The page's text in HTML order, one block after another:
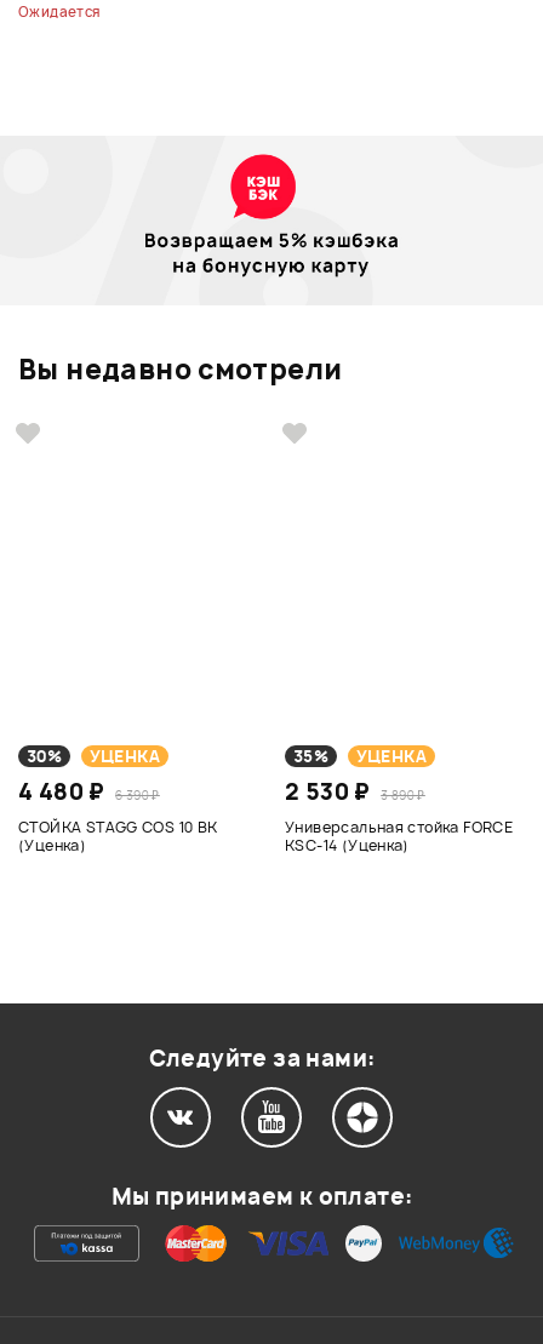
Ожидается
Вы недавно смотрели
30% УЦЕНКА
4 480 ₽ 6 390 ₽
СТОЙКА STAGG COS 10 BK
(Уценка)
35% УЦЕНКА
2 530 ₽ 3 890 ₽
Универсальная стойка FORCE
KSC-14 (Уценка)
Следуйте за нами:
Мы принимаем к оплате: